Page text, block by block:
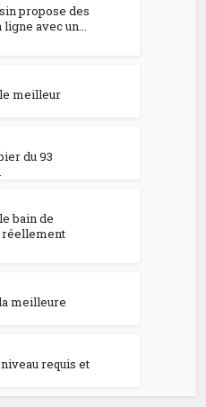
propose des
avec un...
meilleur
du 93
bain de
réellement
meilleure
requis et